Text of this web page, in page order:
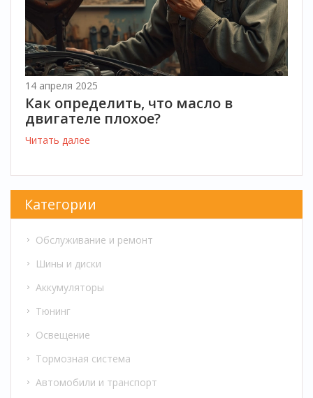
14 апреля 2025
Как определить, что масло в
двигателе плохое?
Читать далее
Категории
Обслуживание и ремонт
Шины и диски
Аккумуляторы
Тюнинг
Освещение
Тормозная система
Автомобили и транспорт